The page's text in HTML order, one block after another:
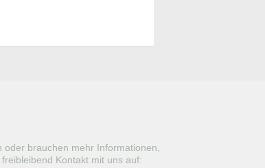
oder brauchen mehr Informationen,
Kontakt mit uns auf: